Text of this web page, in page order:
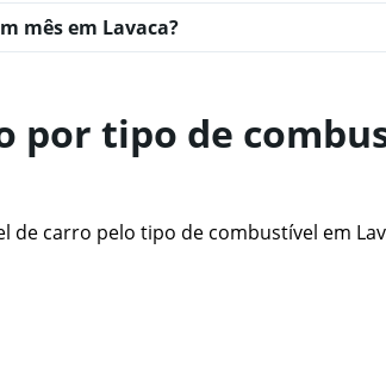
Ver preços
mês em Lavaca?
por tipo de
de carro pelo tipo de combustível em